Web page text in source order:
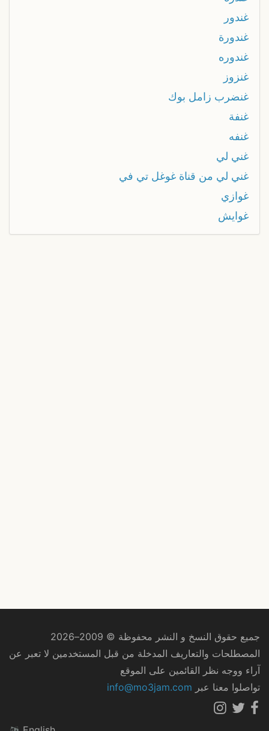
غندور
غندورة
غندوره
غنزوز
غنضرب زامل بوك
غنفة
غنفه
غني لي
غني لي من قناة غوغل تي في
غوازي
غوايش
جميع حقوق النسخ و النشر محفوظة © 2009–2026
المصطلحات والتعاريف المدخلة من قبل المستخدمين لا تعبر عن
آراء ووجه نظر القائمين على الموقع
تواصلوا معنا عبر info@mo3jam.com